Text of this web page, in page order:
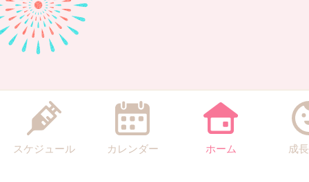
スケジュール カレンダー ホーム 成